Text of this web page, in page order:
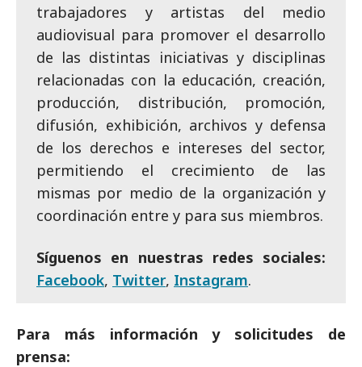
trabajadores y artistas del medio
audiovisual para promover el desarrollo
de las distintas iniciativas y disciplinas
relacionadas con la educación, creación,
producción, distribución, promoción,
difusión, exhibición, archivos y defensa
de los derechos e intereses del sector,
permitiendo el crecimiento de las
mismas por medio de la organización y
coordinación entre y para sus miembros.
Síguenos en nuestras redes sociales:
Facebook, Twitter, Instagram.
Para más información y solicitudes de
prensa: